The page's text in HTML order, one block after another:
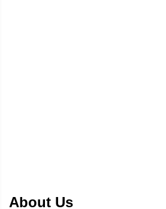
About Us